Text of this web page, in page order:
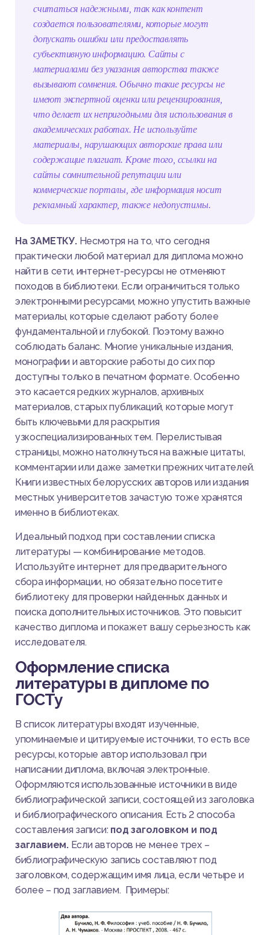
считаться надежными, так как контент
создается пользователями, которые могут
допускать ошибки или предоставлять
субъективную информацию. Сайты с
материалами без указания авторства также
вызывают сомнения. Обычно такие ресурсы не
имеют экспертной оценки или рецензирования,
что делает их непригодными для использования в
академических работах. Не используйте
материалы, нарушающих авторские права или
содержащие плагиат. Кроме того, ссылки на
сайты сомнительной репутации или
коммерческие порталы, где информация носит
рекламный характер, также недопустимы.
На ЗАМЕТКУ.Несмотря на то, что сегодня
практически любой материал для диплома можно
найти в сети, интернет-ресурсы не отменяют
походов в библиотеки. Если ограничиться только
электронными ресурсами, можно упустить важные
материалы, которые сделают работу более
фундаментальной и глубокой. Поэтому важно
соблюдать баланс. Многие уникальные издания,
монографии и авторские работы до сих пор
доступны только в печатном формате. Особенно
это касается редких журналов, архивных
материалов, старых публикаций, которые могут
быть ключевыми для раскрытия
узкоспециализированных тем. Перелистывая
страницы, можно натолкнуться на важные цитаты,
комментарии или даже заметки прежних читателей.
Книги известных белорусских авторов или издания
местных университетов зачастую тоже хранятся
именно в библиотеках.
Идеальный подход при составлении списка
литературы — комбинирование методов.
Используйте интернет для предварительного
сбора информации, но обязательно посетите
библиотеку для проверки найденных данных и
поиска дополнительных источников. Это повысит
качество диплома и покажет вашу серьезность как
исследователя.
Оформление списка
литературы в дипломе по
ГОСТу
В список литературы входят изученные,
упоминаемые и цитируемые источники, то есть все
ресурсы, которые автор использовал при
написании диплома, включая электронные.
Оформляются использованные источники в виде
библиографической записи, состоящей из заголовка
и библиографического описания. Есть 2 способа
составления записи: под заголовком и под
заглавием. Если авторов не менее трех –
библиографическую запись составляют под
заголовком, содержащим имя лица, если четыре и
более – под заглавием. Примеры: